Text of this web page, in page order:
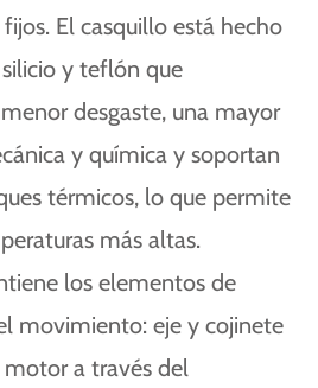
El casquillo está hecho
y teflón que
desgaste, una mayor
y química y soportan
térmicos, lo que permite
más altas.
los elementos de
movimiento: eje y cojinete
a través del